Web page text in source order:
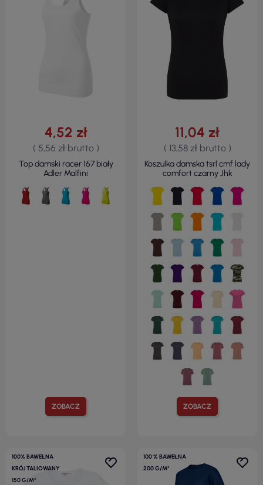
ZOBACZ
4,52 zł
( 5,56 zł brutto )
Top damski racer 167 biały
Adler Malfini
ZOBACZ
11,04 zł
( 13,58 zł brutto )
Koszulka damska tsrl cmf lady
comfort czarny Jhk
100% BAWEŁNA
KRÓJ TALIOWANY
150 G/M²
100 % BAWEŁNA
200 G/M²